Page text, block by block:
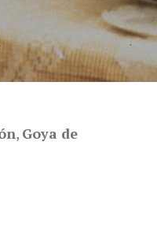
, Goya de